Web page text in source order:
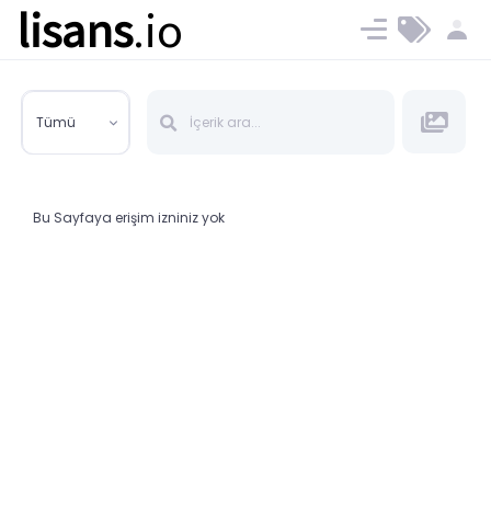
lisans.io Ücret ve Planlar
Tümü
Bu Sayfaya erişim izniniz yok